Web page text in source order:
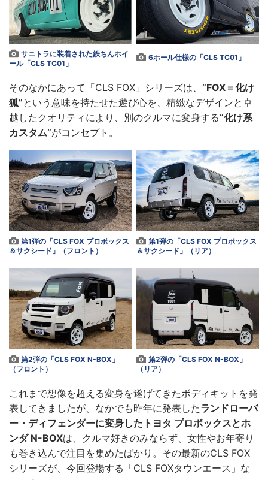
サニトラに装着された鉄ちんホイ
ール「CLS TC01」
6ホール仕様の「CLS TC01」
そのなかにあって「CLS FOX」シリーズは、 “FOX＝化け
狐”という意味を持たせた遊び心を、精緻なデザインと卓
越したクオリティにより、別のクルマに変身する“化け系
カスタム”がコンセプト。
第1弾の「CLS FOX プロボックス
＆サクシード」（フロント）
第1弾の「CLS FOX プロボックス
＆サクシード」（リア）
第2弾の「CLS FOX N-BOX」
（フロント）
第2弾の「CLS FOX N-BOX」
（リア）
これまで想像を超える変身を遂げてきたボディキットを発
表してきましたが、なかでも昨年に発表したランドローバ
ー・ディフェンダーに変身したトヨタ プロボックスとホ
ンダ N-BOXは、クルマ好きのみならず、女性やお年寄り
も巻き込んで注目を集めたばかり。その最新のCLS FOX
シリーズが、今回登場する「CLS FOXタウンエース」な